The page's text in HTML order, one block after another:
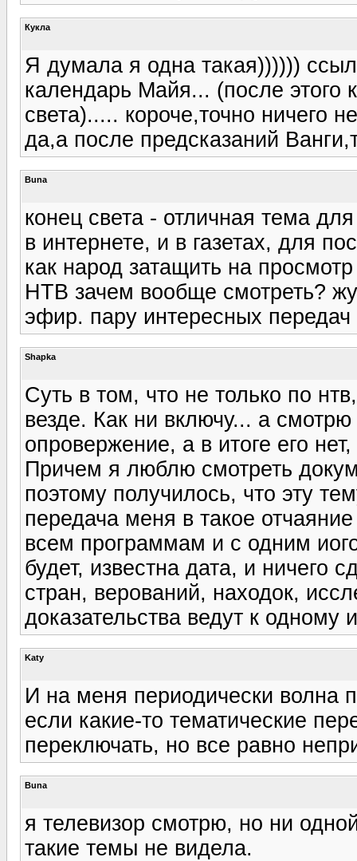
Кукла
Я думала я одна такая))))))
календарь Майя... (после этого
света)..... короче,точно ничего
да,а после предсказаний
Buna
конец света - отличная тема
в интернете, и в газетах, для
как народ затащить на
НТВ зачем вообще смотреть?
эфир. пару интересных
Shapka
Суть в том, что не только по
везде. Как ни включу... а
опровержение, а в итоге его
Причем я люблю смотреть
поэтому получилось, что эту
передача меня в такое
всем программам и с одним
будет, известна дата, и ничего
стран, верований, находок,
доказательства ведут к
Katy
И на меня периодически волна
если какие-то тематические
переключать, но все равно
Buna
я телевизор смотрю, но ни
такие темы не видела.